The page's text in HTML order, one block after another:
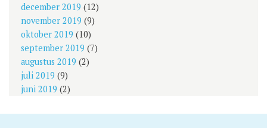
december 2019 (12)
november 2019 (9)
oktober 2019 (10)
september 2019 (7)
augustus 2019 (2)
juli 2019 (9)
juni 2019 (2)